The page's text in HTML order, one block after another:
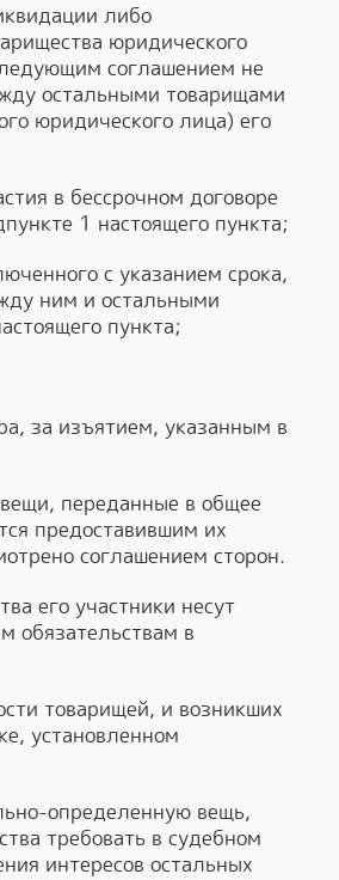
либо
юридического
соглашением не
остальными товарищами
юридического лица) его
в бессрочном договоре
1 настоящего пункта;
с указанием срока,
ним и остальными
пункта;
за изъятием, указанным в
переданные в общее
предоставившим их
соглашением сторон.
его участники несут
обязательствам в
товарищей, и возникших
установленном
определенную вещь,
требовать в судебном
интересов остальных